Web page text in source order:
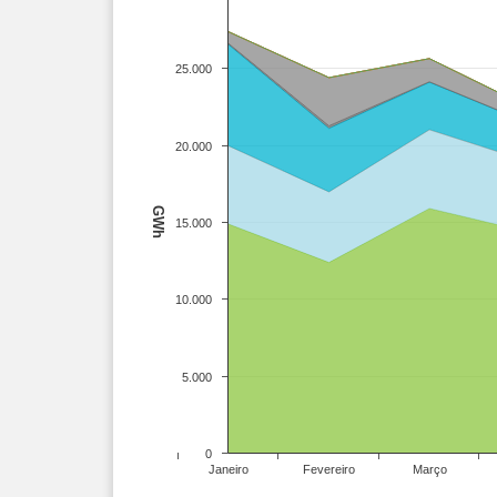
GWh
Janeiro Fevereiro Março
0
5.000
10.000
15.000
20.000
25.000